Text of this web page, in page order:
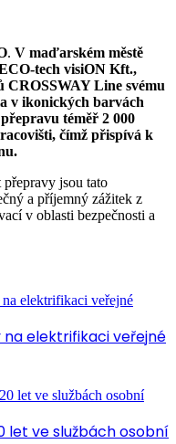
. V maďarském městě
tech visiON Kft.,
CROSSWAY Line svému
v ikonických barvách
téměř 2 000
čímž přispívá k
jsou tato
a příjemný zážitek z
v oblasti bezpečnosti a
na elektrifikaci veřejné
let ve službách osobní